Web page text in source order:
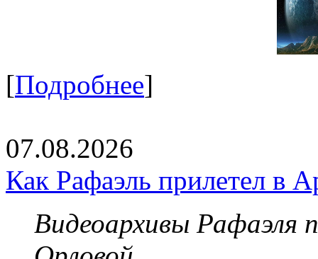
[Подробнее]
07.08.2026
Как Рафаэль прилетел в
Видеоархивы Рафаэля